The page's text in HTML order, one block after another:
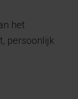
het
persoonlijk